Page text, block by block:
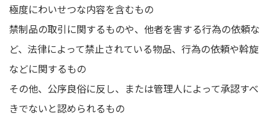
極度にわいせつな内容を含むもの
禁制品の取引に関するものや、他者を害する行為の依頼な
ど、法律によって禁止されている物品、行為の依頼や斡旋
などに関するもの
その他、公序良俗に反し、または管理人によって承認すべ
きでないと認められるもの